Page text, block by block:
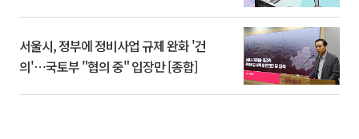
서울시, 정부에 정비사업 규제 완화 '건
의'⋯국토부 "협의 중" 입장만 [종합]